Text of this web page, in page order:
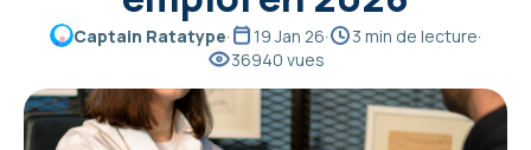
Captain Ratatype· 19 Jan 26· 3 min de lecture·
36940 vues